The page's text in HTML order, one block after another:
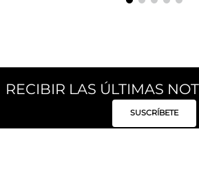
RECIBIR LAS ÚLTIMAS
SUSCRÍBETE